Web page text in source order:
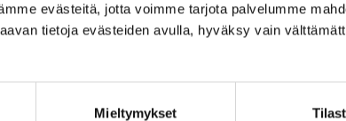
evästeitä, jotta voimme tarjota palvelumme
tietoja evästeiden avulla, hyväksy vain
Mieltymykset